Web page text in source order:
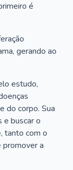
é
gerando ao
estudo,
do corpo. Sua
e buscar o
tanto com o
a